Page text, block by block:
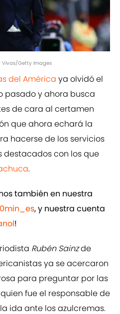
Vivas/Getty Images
del América ya olvidó el
pasado y ahora busca
de cara al certamen
que ahora echará la
hacerse de los servicios
destacados con los que
.
también en nuestra
, y nuestra cuenta
!
Rubén Sainzde
ya se acercaron
para preguntar por las
fue el responsable de
ida ante los azulcremas.